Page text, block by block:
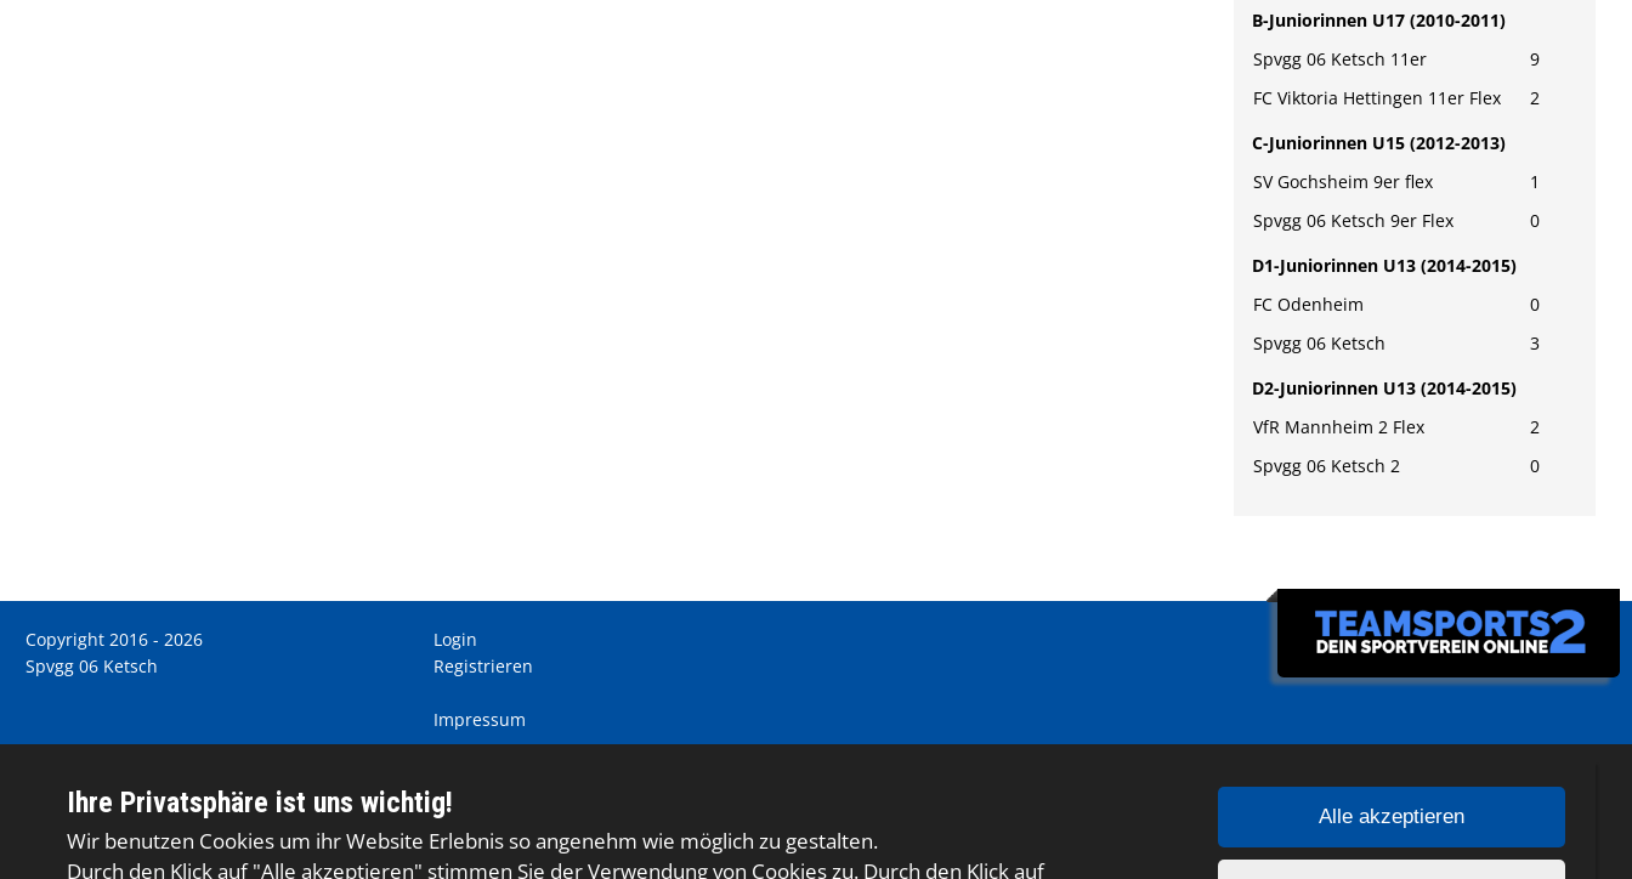
B-Juniorinnen U17 (2010-2011)
Spvgg 06 Ketsch 11er
9
FC Viktoria Hettingen 11er Flex
2
C-Juniorinnen U15 (2012-2013)
SV Gochsheim 9er flex
1
Spvgg 06 Ketsch 9er Flex
0
D1-Juniorinnen U13 (2014-2015)
FC Odenheim
0
Spvgg 06 Ketsch
3
D2-Juniorinnen U13 (2014-2015)
VfR Mannheim 2 Flex
2
Spvgg 06 Ketsch 2
0
Copyright 2016 - 2026
Spvgg 06 Ketsch
Login
Registrieren
Impressum